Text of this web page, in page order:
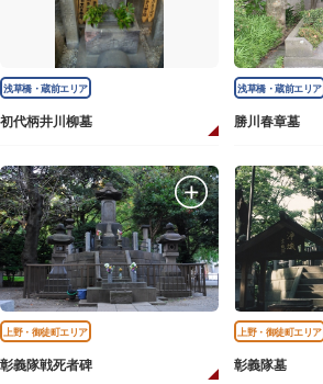
浅草橋・蔵前エリア
初代柄井川柳墓
浅草橋・蔵前エリア
勝川春章墓
上野・御徒町エリア
彰義隊戦死者碑
上野・御徒町エリア
彰義隊墓